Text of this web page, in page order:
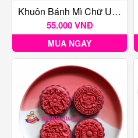
Khuôn Bánh Mì Chữ U 15cm
55.000 VNĐ
MUA NGAY